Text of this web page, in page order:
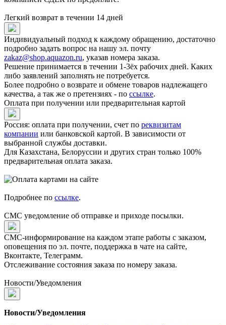
Легкий возврат в течении 14 дней
Индивидуальный подход к каждому обращению, достаточно
подробно задать вопрос на нашу эл. почту
zakaz@shop.aquazon.ru, указав номера заказа.
Решение принимается в течении 1-3ёх рабочих дней. Каких
либо заявлений заполнять не потребуется.
Более подробно о возврате и обмене товаров надлежащего
качества, а так же о претензиях - по ссылке.
Оплата при получении или предварительная картой
Россия: оплата при получении, счет по реквизитам
компании или банковской картой. В зависимости от
выбранной службы доставки.
Для Казахстана, Белоруссии и других стран только 100%
предварительная оплата заказа.
Подробнее по ссылке.
СМС уведомление об отправке и приходе посылки.
СМС-информирование на каждом этапе работы с заказом,
оповещения по эл. почте, поддержка в чате на сайте,
Вконтакте, Телеграмм.
Отслеживание состояния заказа по номеру заказа.
Новости/Уведомления
Новости/Уведомления